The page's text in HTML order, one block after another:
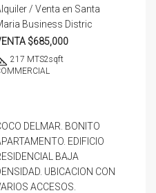
/ Venta en Santa
Business Distric
$685,000
217 MTS2sqft
DELMAR. BONITO
EDIFICIO
BAJA
UBICACION CON
ACCESOS.